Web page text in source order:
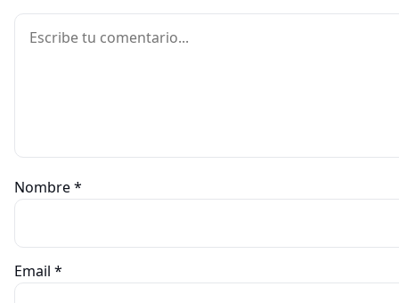
Comentario
Nombre*
Email *